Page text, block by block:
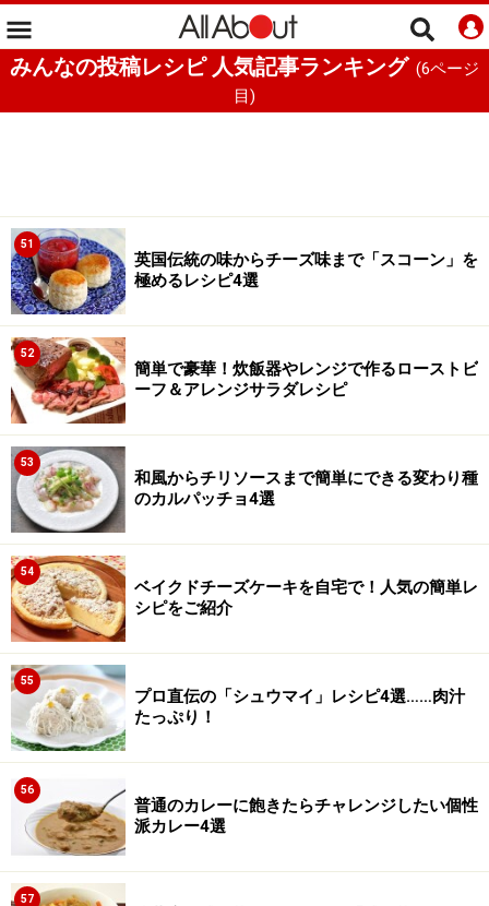
みんなの投稿レシピ 人気記事ランキング (6ページ
目)
51
英国伝統の味からチーズ味まで「スコーン」を
極めるレシピ4選
52
簡単で豪華！炊飯器やレンジで作るローストビ
ーフ＆アレンジサラダレシピ
53
和風からチリソースまで簡単にできる変わり種
のカルパッチョ4選
54
ベイクドチーズケーキを自宅で！人気の簡単レ
シピをご紹介
55
プロ直伝の「シュウマイ」レシピ4選……肉汁
たっぷり！
56
普通のカレーに飽きたらチャレンジしたい個性
派カレー4選
57